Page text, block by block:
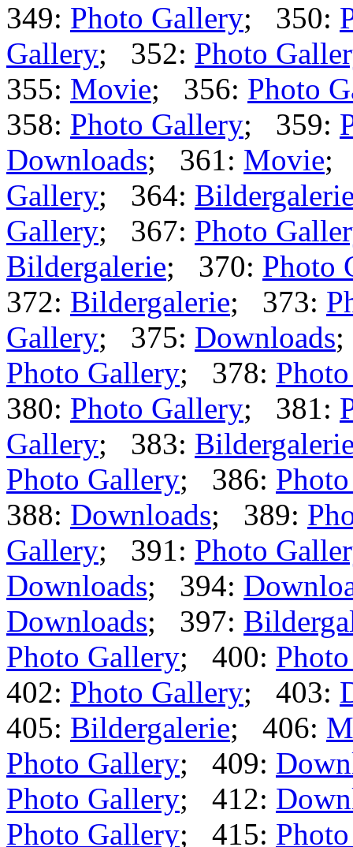
349: Photo Gallery; 350:
Gallery; 352: Photo
355: Movie; 356: Photo
358: Photo Gallery; 359:
Downloads; 361: Movie;
Gallery; 364:
Gallery; 367: Photo
Bildergalerie; 370: Photo
372: Bildergalerie; 373:
Gallery; 375: Downloads
Photo Gallery; 378:
380: Photo Gallery; 381:
Gallery; 383:
Photo Gallery; 386:
388: Downloads; 389:
Gallery; 391: Photo
Downloads; 394:
Downloads; 397:
Photo Gallery; 400:
402: Photo Gallery; 403:
405: Bildergalerie; 406:
Photo Gallery; 409:
Photo Gallery; 412:
Photo Gallery; 415: